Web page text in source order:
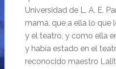
Universidad de L. A. E.
mamá, que a ella lo que
y el teatro, y como ella
y había estado en el
reconocido maestro